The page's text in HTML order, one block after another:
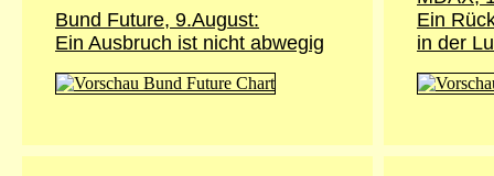
Bund Future, 9.August:
Ein Ausbruch ist nicht abwegig
Ein
in der